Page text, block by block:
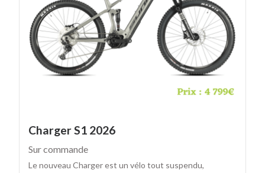
Charger S1 2026
Sur commande
Le nouveau Charger est un vélo tout suspendu,